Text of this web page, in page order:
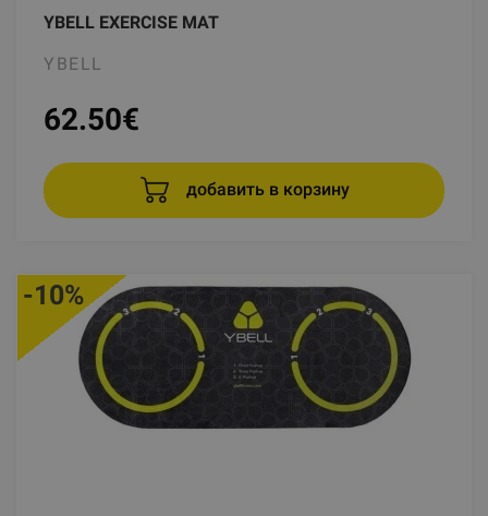
YBELL EXERCISE MAT
YBELL
62.50€
добавить в корзину
-10%